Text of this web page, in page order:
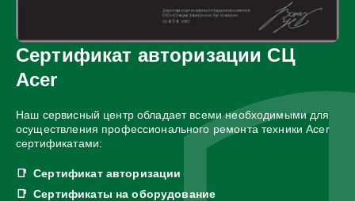
Сертификат авторизации СЦ
Acer
Наш сервисный центр обладает всеми необходимыми для
осуществления профессионального ремонта техники Acer
сертификатами:
Сертификат авторизации
Сертификаты на оборудование